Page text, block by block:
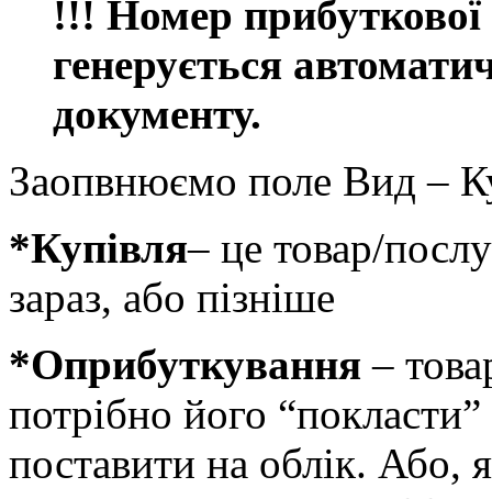
!!! Номер
генерується
документу.
Заопвнюємо поле Вид –
*Купівля– це товар/
зараз, або пізніше
*Оприбуткування –
потрібно його
поставити на облік. Або,